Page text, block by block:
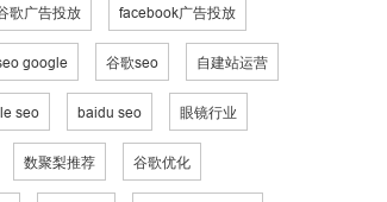
歌广告投放 facebook广告投放
google 谷歌seo 自建站运营
seo baidu seo 眼镜行业
数聚梨推荐 谷歌优化